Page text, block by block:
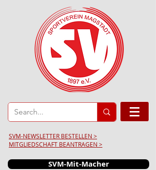
SVM-NEWSLETTER BESTELLEN >
MITGLIEDSCHAFT BEANTRAGEN >
SVM-Mit-Macher